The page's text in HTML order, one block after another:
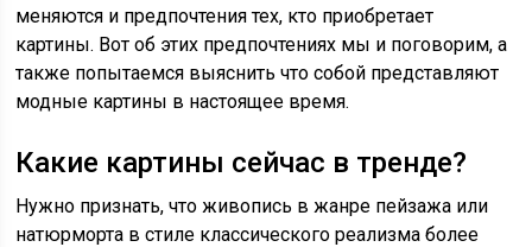
меняются и предпочтения тех, кто приобретает
картины. Вот об этих предпочтениях мы и поговорим, а
также попытаемся выяснить что собой представляют
модные картины в настоящее время.
Какие картины сейчас в тренде?
Нужно признать, что живопись в жанре пейзажа или
натюрморта в стиле классического реализма более